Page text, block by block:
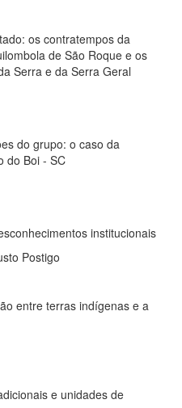
os contratempos da
de São Roque e os
Serra e da Serra Geral
do grupo: o caso da
do Boi - SC
institucionais
Postigo
entre terras indígenas e a
e unidades de